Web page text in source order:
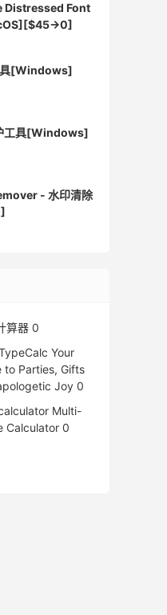
Distressed Font
具[Windows]
工具[Windows]
- 水印清除
算器 0
Your
to Parties, Gifts
Joy 0
Multi-
Calculator 0